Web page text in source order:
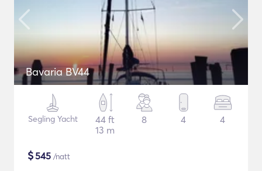
Bavaria BV44
Segling Yacht
44 ft
13 m
8 4 4
$545 /natt